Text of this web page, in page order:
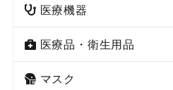
医療機器
医療品・衛生用品
マスク